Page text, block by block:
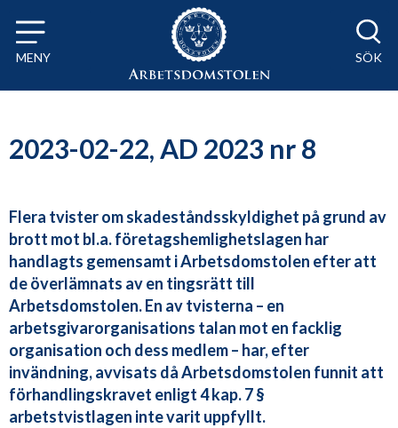
Till innehåll på sidan x
MENY SÖK
2023-02-22, AD 2023 nr 8
Flera tvister om skadeståndsskyldighet på grund av
brott mot bl.a. företagshemlighetslagen har
handlagts gemensamt i Arbetsdomstolen efter att
de överlämnats av en tingsrätt till
Arbetsdomstolen. En av tvisterna – en
arbetsgivarorganisations talan mot en facklig
organisation och dess medlem – har, efter
invändning, avvisats då Arbetsdomstolen funnit att
förhandlingskravet enligt 4 kap. 7 §
arbetstvistlagen inte varit uppfyllt.